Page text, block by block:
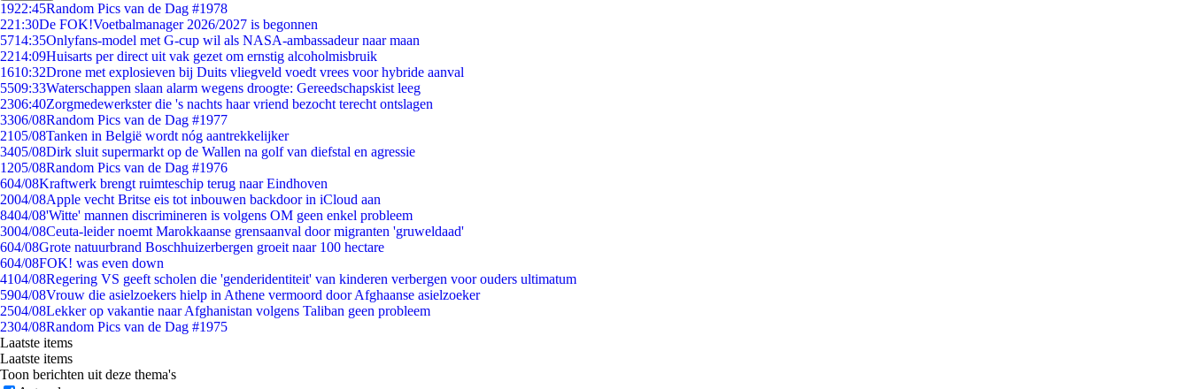
1922:45Random Pics van de Dag #1978
221:30De FOK!Voetbalmanager 2026/2027 is begonnen
5714:35Onlyfans-model met G-cup wil als NASA-ambassadeur naar maan
2214:09Huisarts per direct uit vak gezet om ernstig alcoholmisbruik
1610:32Drone met explosieven bij Duits vliegveld voedt vrees voor hybride aanval
5509:33Waterschappen slaan alarm wegens droogte: Gereedschapskist leeg
2306:40Zorgmedewerkster die 's nachts haar vriend bezocht terecht ontslagen
3306/08Random Pics van de Dag #1977
2105/08Tanken in België wordt nóg aantrekkelijker
3405/08Dirk sluit supermarkt op de Wallen na golf van diefstal en agressie
1205/08Random Pics van de Dag #1976
604/08Kraftwerk brengt ruimteschip terug naar Eindhoven
2004/08Apple vecht Britse eis tot inbouwen backdoor in iCloud aan
8404/08'Witte' mannen discrimineren is volgens OM geen enkel probleem
3004/08Ceuta-leider noemt Marokkaanse grensaanval door migranten 'gruweldaad'
604/08Grote natuurbrand Boschhuizerbergen groeit naar 100 hectare
604/08FOK! was even down
4104/08Regering VS geeft scholen die 'genderidentiteit' van kinderen verbergen voor ouders ultimatum
5904/08Vrouw die asielzoekers hielp in Athene vermoord door Afghaanse asielzoeker
2504/08Lekker op vakantie naar Afghanistan volgens Taliban geen probleem
2304/08Random Pics van de Dag #1975
Laatste items
Laatste items
Toon berichten uit deze thema's